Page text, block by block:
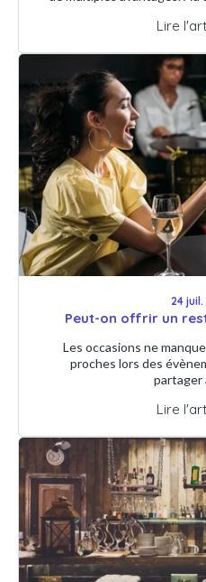
Lire
24
Peut-on offrir un
Les occasions ne
proches lors des
partager
Lire